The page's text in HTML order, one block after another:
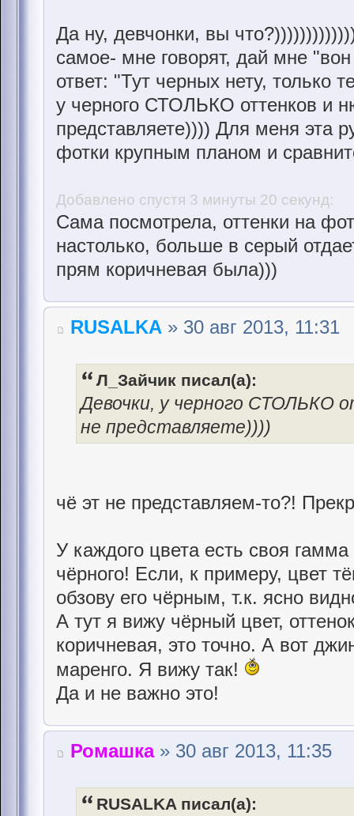
Да ну, девчонки, вы
самое- мне говорят, дай мне
ответ: "Тут черных нету, только
у черного СТОЛЬКО оттенков и
представляете)))) Для меня эта
фотки крупным планом и
Добавлено спустя 3 минуты 20 секунд:
Сама посмотрела, оттенки на
настолько, больше в серый
прям коричневая была)))
RUSALKA » 30 авг 2013, 11:31
Л_Зайчик писал(а):
Девочки, у черного СТОЛЬКО
не представляете))))
чё эт не представляем-то?!
У каждого цвета есть своя гамма
чёрного! Если, к примеру, цвет
обзову его чёрным, т.к. ясно
А тут я вижу чёрный цвет,
коричневая, это точно. А вот
маренго. Я вижу так!
Да и не важно это!
Ромашка» 30 авг 2013, 11:35
RUSALKA писал(а):